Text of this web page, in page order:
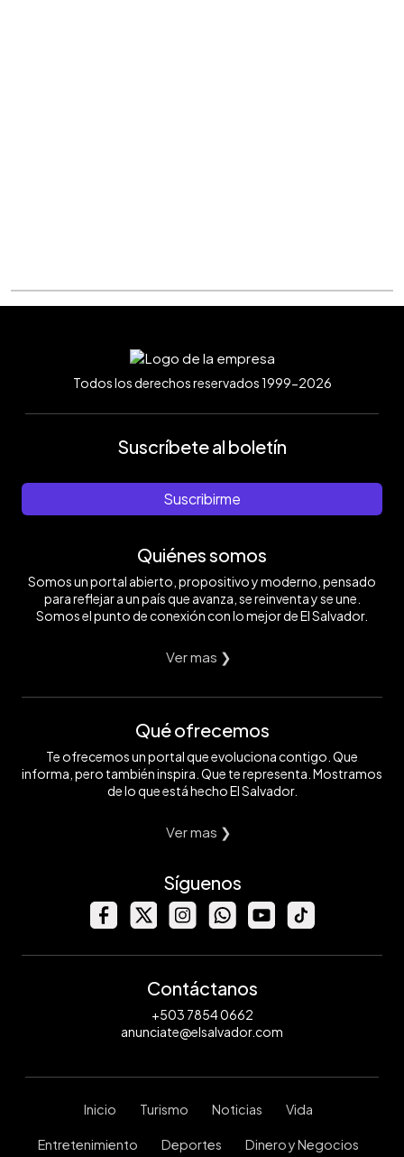
Todos los derechos reservados 1999-2026
Suscríbete al boletín
Suscribirme
Quiénes somos
Somos un portal abierto, propositivo y moderno, pensado
para reflejar a un país que avanza, se reinventa y se une.
Somos el punto de conexión con lo mejor de El Salvador.
Ver mas ❯
Qué ofrecemos
Te ofrecemos un portal que evoluciona contigo. Que
informa, pero también inspira. Que te representa. Mostramos
de lo que está hecho El Salvador.
Ver mas ❯
Síguenos
Contáctanos
+503 7854 0662
anunciate@elsalvador.com
Inicio Turismo Noticias Vida
Entretenimiento Deportes Dinero y Negocios